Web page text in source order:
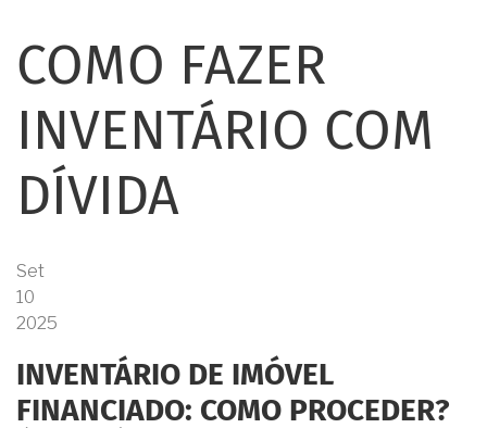
COMO FAZER
INVENTÁRIO COM
DÍVIDA
Set
10
2025
INVENTÁRIO DE IMÓVEL
FINANCIADO: COMO PROCEDER?